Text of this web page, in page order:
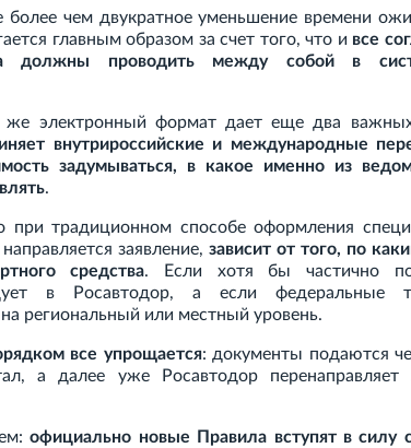
более чем двукратное уменьшение времени
главным образом за счет того, что и все
должны проводить между собой в
же электронный формат дает еще два
внутрироссийские и международные
задумываться, в какое именно из
.
при традиционном способе оформления
заявление, зависит от того, по
средства. Если хотя бы частично
в Росавтодор, а если федеральные
региональный или местный уровень.
все упрощается: документы подаются
а далее уже Росавтодор перенаправляет
официально новые Правила вступят в силу